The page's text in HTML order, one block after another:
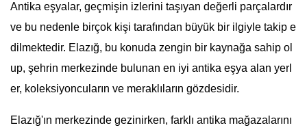
Antika eşyalar, geçmişin izlerini taşıyan değerli parçalardır
ve bu nedenle birçok kişi tarafından büyük bir ilgiyle takip e
dilmektedir. Elazığ, bu konuda zengin bir kaynağa sahip ol
up, şehrin merkezinde bulunan en iyi antika eşya alan yerl
er, koleksiyoncuların ve meraklıların gözdesidir.
Elazığ'ın merkezinde gezinirken, farklı antika mağazalarını